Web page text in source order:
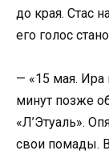
до края. Стас
его голос
— «15 мая. Ира
минут позже
«Л’Этуаль».
свои помады.